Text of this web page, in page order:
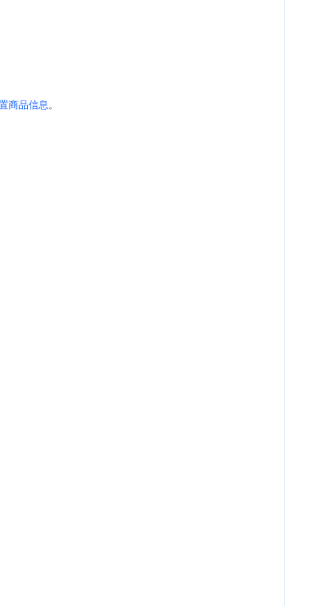
商品信息。